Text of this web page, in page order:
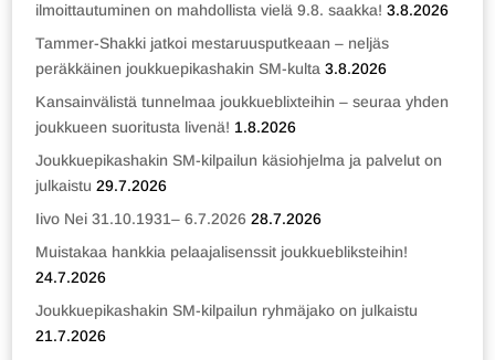
ilmoittautuminen on mahdollista vielä 9.8. saakka! 3.8.2026
Tammer-Shakki jatkoi mestaruusputkeaan – neljäs
peräkkäinen joukkuepikashakin SM-kulta 3.8.2026
Kansainvälistä tunnelmaa joukkueblixteihin – seuraa yhden
joukkueen suoritusta livenä! 1.8.2026
Joukkuepikashakin SM-kilpailun käsiohjelma ja palvelut on
julkaistu 29.7.2026
Iivo Nei 31.10.1931– 6.7.2026 28.7.2026
Muistakaa hankkia pelaajalisenssit joukkuebliksteihin!
24.7.2026
Joukkuepikashakin SM-kilpailun ryhmäjako on julkaistu
21.7.2026